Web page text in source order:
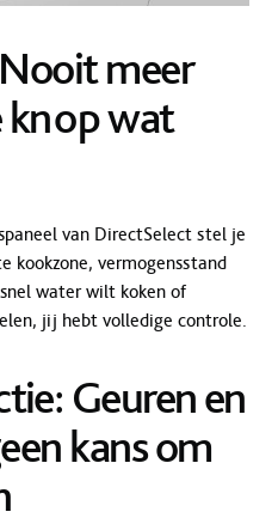
meer
knop wat
van DirectSelect stel je
kookzone, vermogensstand
water wilt koken of
jij hebt volledige controle.
Geuren en
kans om